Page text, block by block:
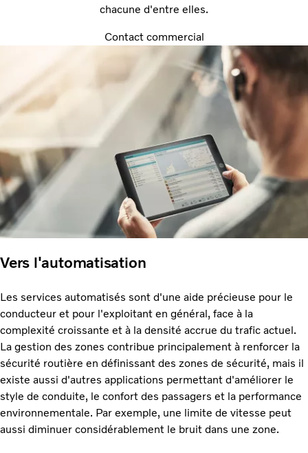
chacune d'entre elles.
Contact commercial
Vers l'automatisation
Les services automatisés sont d'une aide précieuse pour le
conducteur et pour l'exploitant en général, face à la
complexité croissante et à la densité accrue du trafic actuel.
La gestion des zones contribue principalement à renforcer la
sécurité routière en définissant des zones de sécurité, mais il
existe aussi d'autres applications permettant d'améliorer le
style de conduite, le confort des passagers et la performance
environnementale. Par exemple, une limite de vitesse peut
aussi diminuer considérablement le bruit dans une zone.